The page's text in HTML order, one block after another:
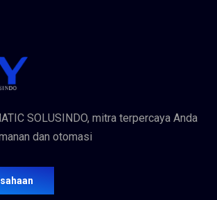
SOLUSINDO, mitra terpercaya Anda
dan otomasi